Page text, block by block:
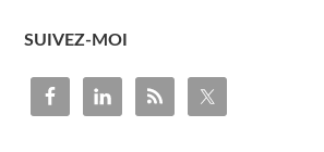
SUIVEZ-MOI